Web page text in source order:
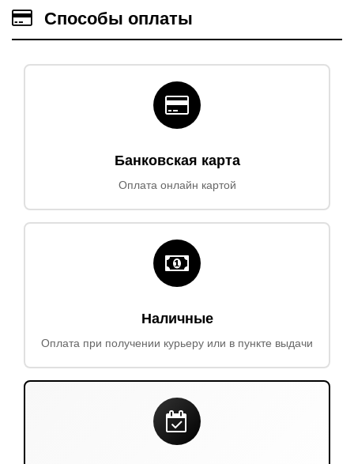
Способы оплаты
Банковская карта
Оплата онлайн картой
Наличные
Оплата при получении курьеру или в пункте выдачи